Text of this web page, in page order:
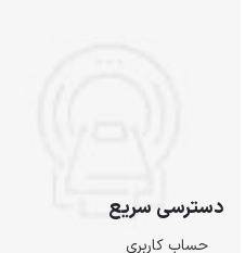
دسترسی سریع
حساب کاربری